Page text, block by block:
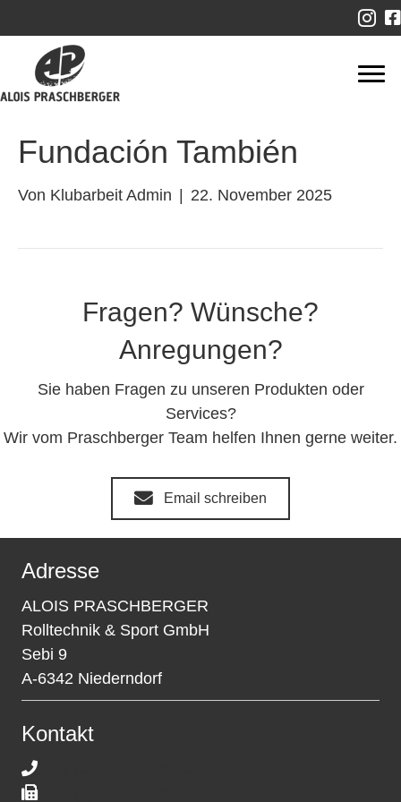
Fundación También
Von Klubarbeit Admin 22. November 2025
Fragen? Wünsche?
Anregungen?
Sie haben Fragen zu unseren Produkten oder
Services?
Wir vom Praschberger Team helfen Ihnen gerne weiter.
Email schreiben
Adresse
ALOIS PRASCHBERGER
Rolltechnik & Sport GmbH
Sebi 9
A-6342 Niederndorf
Kontakt